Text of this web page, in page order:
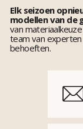
Elk seizoen
modellen van
van
team van
behoeften.